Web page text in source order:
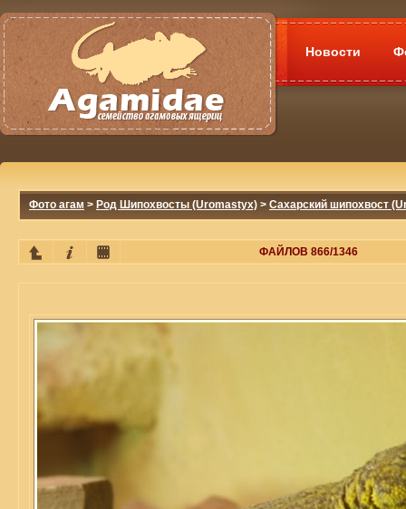
Новости
Фото агам > Род Шипохвосты (Uromastyx) > Сахарский шипохвост
ФАЙЛОВ 866/1346